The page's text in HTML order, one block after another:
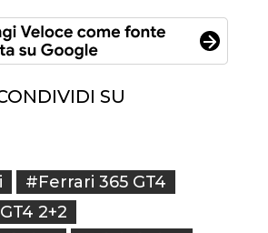
SU
#Ferrari 365 GT4
2+2